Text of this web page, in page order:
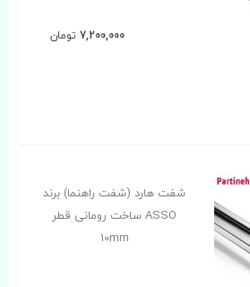
7,200,000 تومان
شفت هارد (شفت راهنما) برند
ASSO ساخت رومانی قطر
10mm